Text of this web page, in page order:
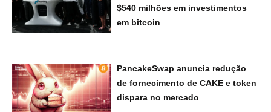
$540 milhões em investimentos
em bitcoin
PancakeSwap anuncia redução
de fornecimento de CAKE e token
dispara no mercado